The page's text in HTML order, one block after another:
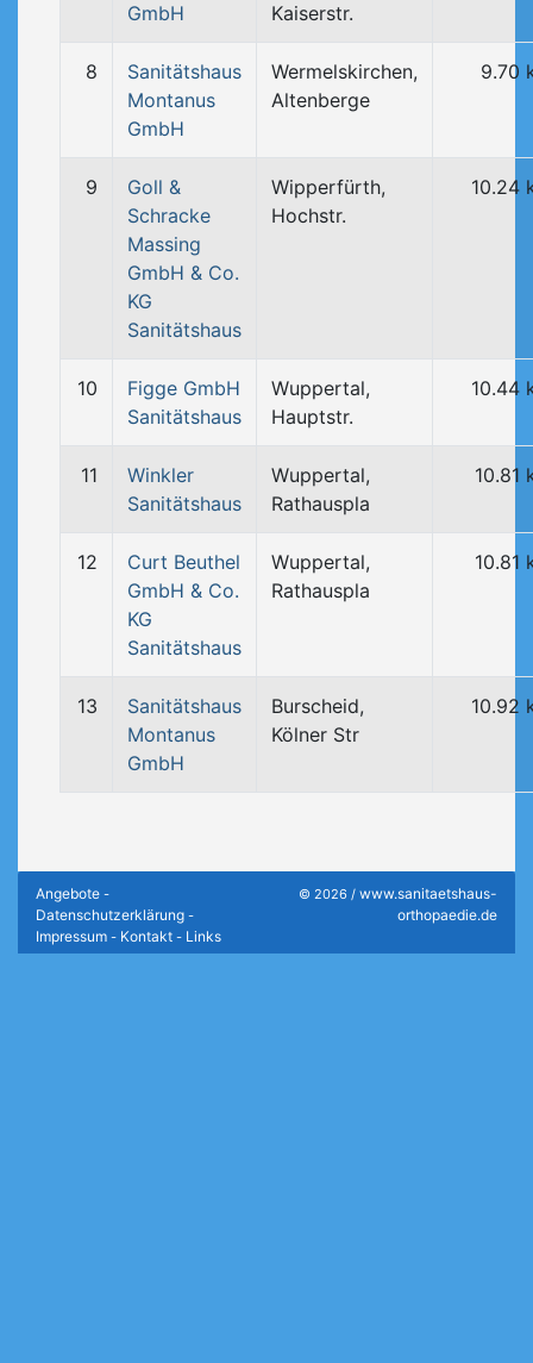
GmbH
Kaiserstr.
8
Sanitätshaus
Montanus
GmbH
Wermelskirchen,
Altenberge
9.70
9
Goll &
Schracke
Massing
GmbH & Co.
KG
Sanitätshaus
Wipperfürth,
Hochstr.
10.24
10
Figge GmbH
Sanitätshaus
Wuppertal,
Hauptstr.
10.44
11
Winkler
Sanitätshaus
Wuppertal,
Rathauspla
10.81
12
Curt Beuthel
GmbH & Co.
KG
Sanitätshaus
Wuppertal,
Rathauspla
10.81
13
Sanitätshaus
Montanus
GmbH
Burscheid,
Kölner Str
10.92
Angebote -
Datenschutzerklärung -
Impressum - Kontakt - Links
© 2026 / www.sanitaetshaus-
orthopaedie.de